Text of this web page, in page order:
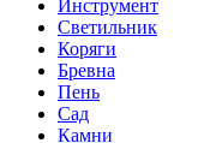
Инструмент
Светильник
Коряги
Бревна
Пень
Сад
Камни